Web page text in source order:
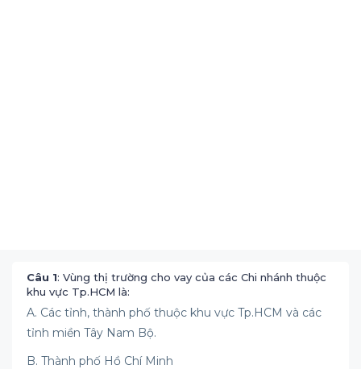
Câu 1: Vùng thị trường cho vay của các Chi nhánh thuộc
khu vực Tp.HCM là:
A. Các tỉnh, thành phố thuộc khu vực Tp.HCM và các
tỉnh miền Tây Nam Bộ.
B. Thành phố Hồ Chí Minh